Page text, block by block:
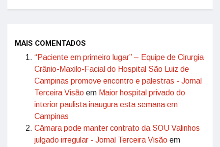
MAIS COMENTADOS
“Paciente em primeiro lugar” – Equipe de Cirurgia
Crânio-Maxilo-Facial do Hospital São Luiz de
Campinas promove encontro e palestras - Jornal
Terceira Visão em Maior hospital privado do
interior paulista inaugura esta semana em
Campinas
Câmara pode manter contrato da SOU Valinhos
julgado irregular - Jornal Terceira Visão em